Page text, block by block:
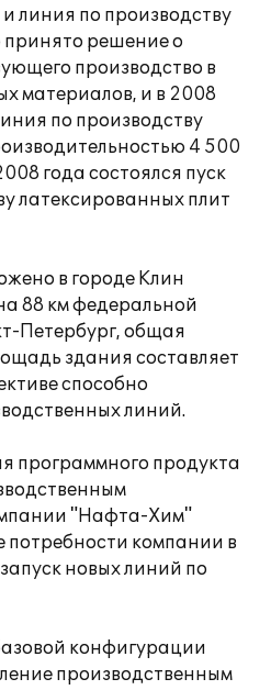
линия по производству
принято решение о
производство в
материалов, и в 2008
по производству
4 500
года состоялся пуск
латексированных плит
в городе Клин
88 км федеральной
Петербург, общая
здания составляет
способно
линий.
программного продукта
"Нафта-Хим"
компании в
новых линий по
конфигурации
производственным